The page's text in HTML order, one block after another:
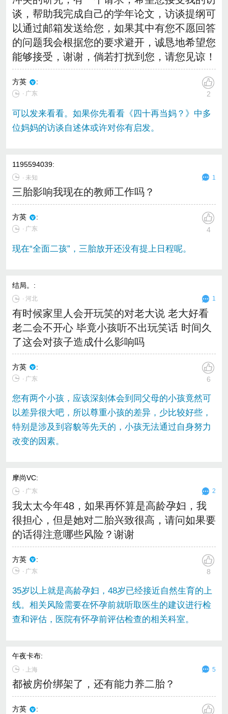
谈，帮助我完成自己的学年论文，访谈提纲可
以通过邮箱发送给您，如果其中有您不愿回答
的问题我会根据您的要求避开，诚恳地希望您
能够接受，谢谢，倘若打扰到您，请您见谅！
方英 :
∙ 广东 2
可以发来看看。如果你先看看《四十再当妈？》中多
位妈妈的访谈自述体或许对你有启发。
1195594039:
∙ 未知 1
三胎影响我现在的教师工作吗？
方英 :
∙ 广东 4
现在“全面二孩”，三胎放开还没有提上日程呢。
结局。 :
∙河北 1
有时候家里人会开玩笑的对老大说 老大好看
老二会不开心 毕竟小孩听不出玩笑话 时间久
了这会对孩子造成什么影响吗
方英 :
∙ 广东 6
您有两个小孩，应该深刻体会到同父母的小孩竟然可
以差异很大吧，所以尊重小孩的差异，少比较好些，
特别是涉及到容貌等先天的，小孩无法通过自身努力
改变的因素。
摩尚VC:
∙ 广东 2
我太太今年48，如果再怀算是高龄孕妇，我
很担心，但是她对二胎兴致很高，请问如果要
的话得注意哪些风险？谢谢
方英 :
∙ 广东 8
35岁以上就是高龄孕妇，48岁已经接近自然生育的上
线。相关风险需要在怀孕前就听取医生的建议进行检
查和评估，医院有怀孕前评估检查的相关科室。
午夜卡布:
∙ 上海 5
都被房价绑架了，还有能力养二胎？
方英 :